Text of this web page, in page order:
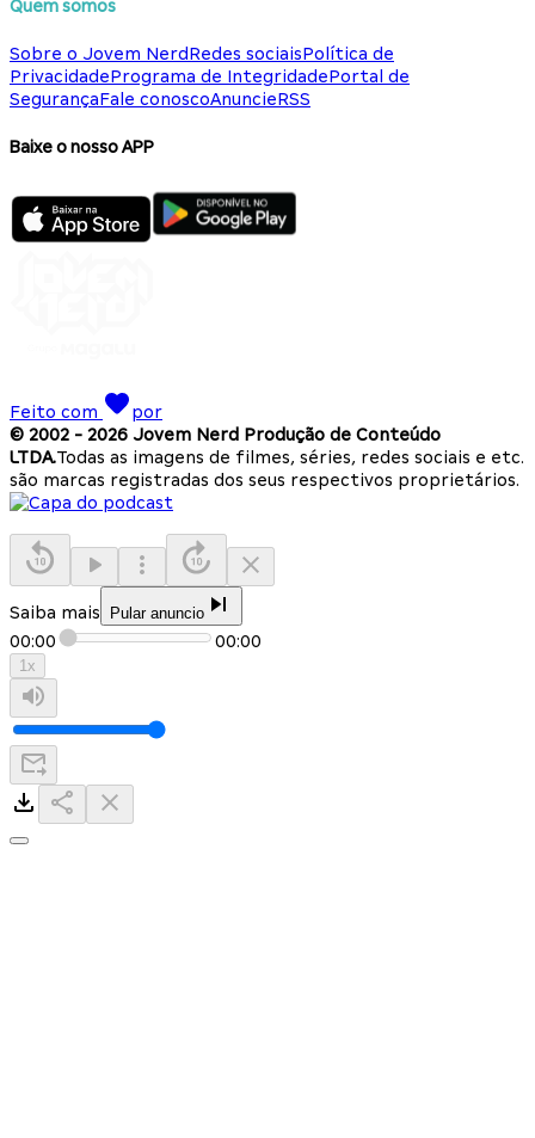
Quem somos
Sobre o Jovem NerdRedes sociaisPolítica de
PrivacidadePrograma de IntegridadePortal de
SegurançaFale conoscoAnuncieRSS
Baixe o nosso APP
Feito com
por
© 2002 - 2026 Jovem Nerd Produção de Conteúdo
LTDA.Todas as imagens de filmes, séries, redes sociais e etc.
são marcas registradas dos seus respectivos proprietários.
Saiba mais Pular anuncio
00:00 00:00
1x